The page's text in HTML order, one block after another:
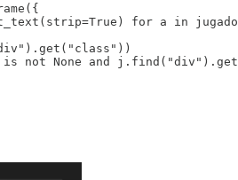
for a in
not None and